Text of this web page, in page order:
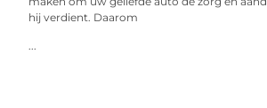
hij verdient. Daarom
...